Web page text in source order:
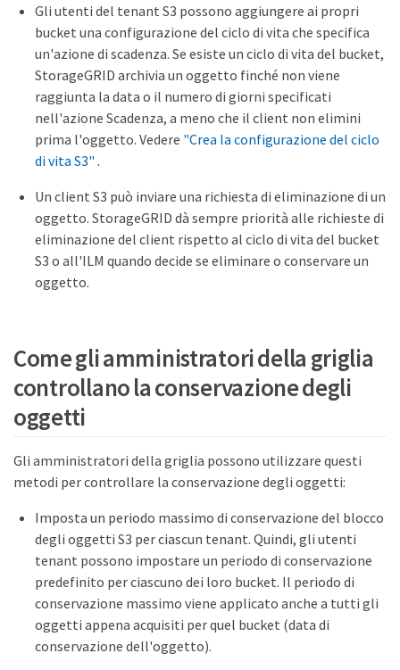
Gli utenti del tenant S3 possono aggiungere ai propri
bucket una configurazione del ciclo di vita che specifica
un'azione di scadenza. Se esiste un ciclo di vita del bucket,
StorageGRID archivia un oggetto finché non viene
raggiunta la data o il numero di giorni specificati
nell'azione Scadenza, a meno che il client non elimini
prima l'oggetto. Vedere "Crea la configurazione del ciclo
di vita S3" .
Un client S3 può inviare una richiesta di eliminazione di un
oggetto. StorageGRID dà sempre priorità alle richieste di
eliminazione del client rispetto al ciclo di vita del bucket
S3 o all'ILM quando decide se eliminare o conservare un
oggetto.
Come gli amministratori della griglia
controllano la conservazione degli
oggetti
Gli amministratori della griglia possono utilizzare questi
metodi per controllare la conservazione degli oggetti:
Imposta un periodo massimo di conservazione del blocco
degli oggetti S3 per ciascun tenant. Quindi, gli utenti
tenant possono impostare un periodo di conservazione
predefinito per ciascuno dei loro bucket. Il periodo di
conservazione massimo viene applicato anche a tutti gli
oggetti appena acquisiti per quel bucket (data di
conservazione dell'oggetto).